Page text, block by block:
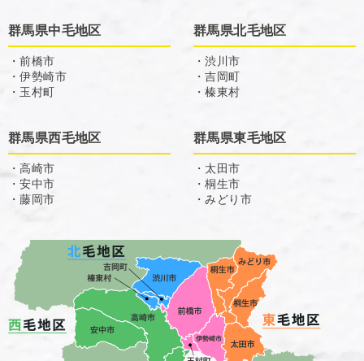
群馬県中毛地区
・前橋市
・伊勢崎市
・玉村町
群馬県北毛地区
・渋川市
・吉岡町
・榛東村
群馬県西毛地区
・高崎市
・安中市
・藤岡市
群馬県東毛地区
・太田市
・桐生市
・みどり市